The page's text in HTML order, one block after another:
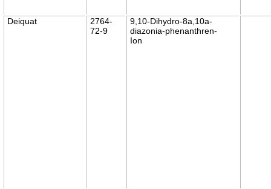
Deiquat
2764-
72-9
9,10-Dihydro-8a,10a-
diazonia-phenanthren-
Ion